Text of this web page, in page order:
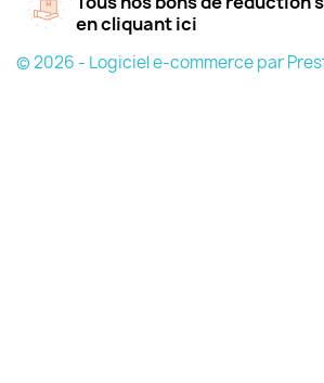
en cliquant ici
© 2026 - Logiciel e-commerce par